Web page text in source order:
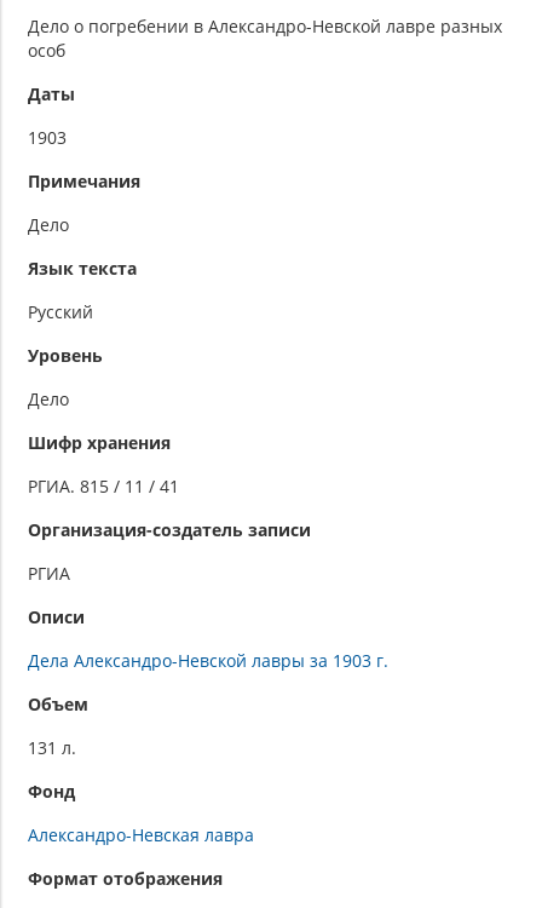
Дело о погребении в Александро-Невской лавре разных
особ
Даты
1903
Примечания
Дело
Язык текста
Русский
Уровень
Дело
Шифр хранения
РГИА. 815 / 11 / 41
Организация-создатель записи
РГИА
Описи
Дела Александро-Невской лавры за 1903 г.
Объем
131 л.
Фонд
Александро-Невская лавра
Формат отображения